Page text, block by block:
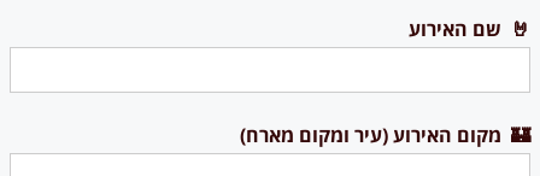
🤘 שם האירוע
🏰 מקום האירוע (עיר ומקום מארח)